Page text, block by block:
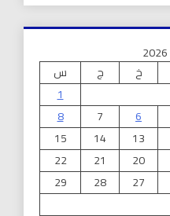
خ ج
س
1
6
7
8
13
14
15
20
21
22
27
28
29